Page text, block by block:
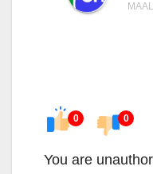
0 0
You are